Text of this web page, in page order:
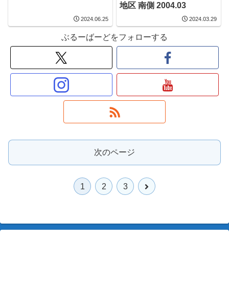
2024.06.25
地区 南側 2004.03
2024.03.29
ぶるーばーどをフォローする
次のページ
1 2 3
次